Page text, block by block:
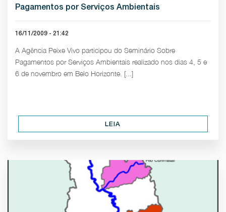
Pagamentos por Serviços Ambientais
16/11/2009 - 21:42
A Agência Peixe Vivo participou do Seminário Sobre
Pagamentos por Serviços Ambientais realizado nos dias 4, 5 e
6 de novembro em Belo Horizonte. [...]
LEIA